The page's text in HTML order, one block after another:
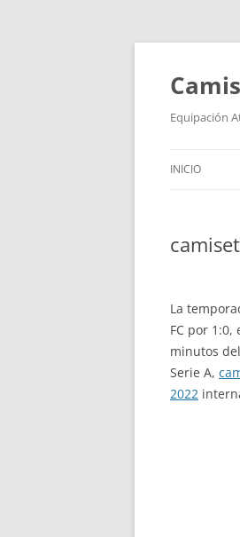
Equipación
INICIO
La
FC por
minutos
Serie A,
2022